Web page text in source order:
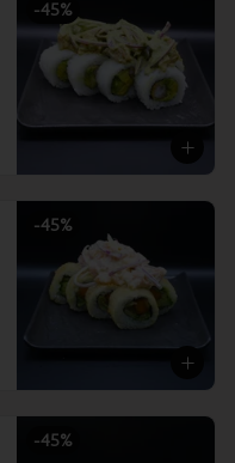
-45%
-45%
-45%